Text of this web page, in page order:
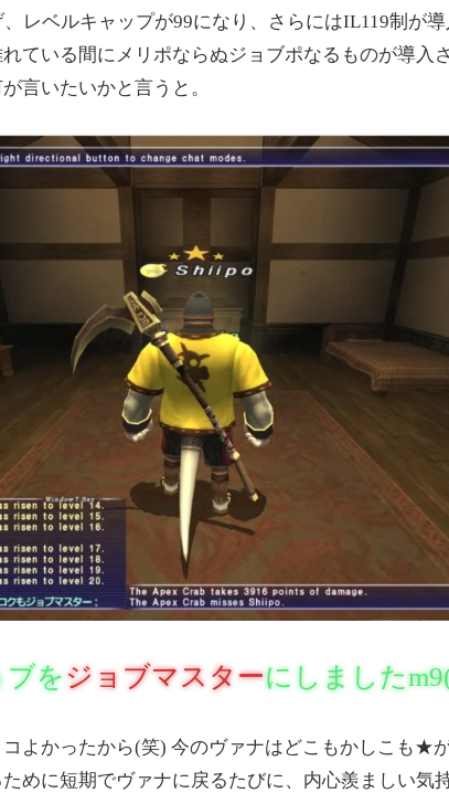
レベルキャップが99になり、さらにはIL119制が
ている間にメリポならぬジョブポなるものが導入
言いたいかと言うと。
をジョブマスターにしました
よかったから(笑) 今のヴァナはどこもかしこも★
めに短期でヴァナに戻るたびに、内心羨ましい気